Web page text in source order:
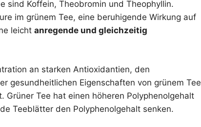
sind Koffein, Theobromin und Theophyllin.
im grünem Tee, eine beruhigende Wirkung auf
leicht anregende und gleichzeitig
an starken Antioxidantien, den
gesundheitlichen Eigenschaften von grünem Tee
Grüner Tee hat einen höheren Polyphenolgehalt
Teeblätter den Polyphenolgehalt senken.